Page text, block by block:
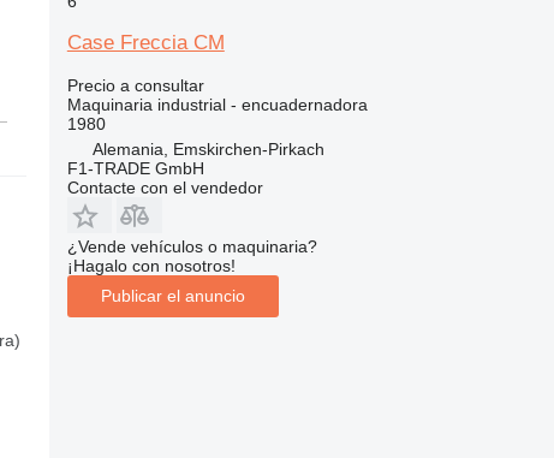
Case Freccia CM
Precio a consultar
Maquinaria industrial - encuadernadora
1980
Alemania, Emskirchen-Pirkach
F1-TRADE GmbH
Contacte con el vendedor
¿Vende vehículos o maquinaria?
¡Hagalo con nosotros!
Publicar el anuncio